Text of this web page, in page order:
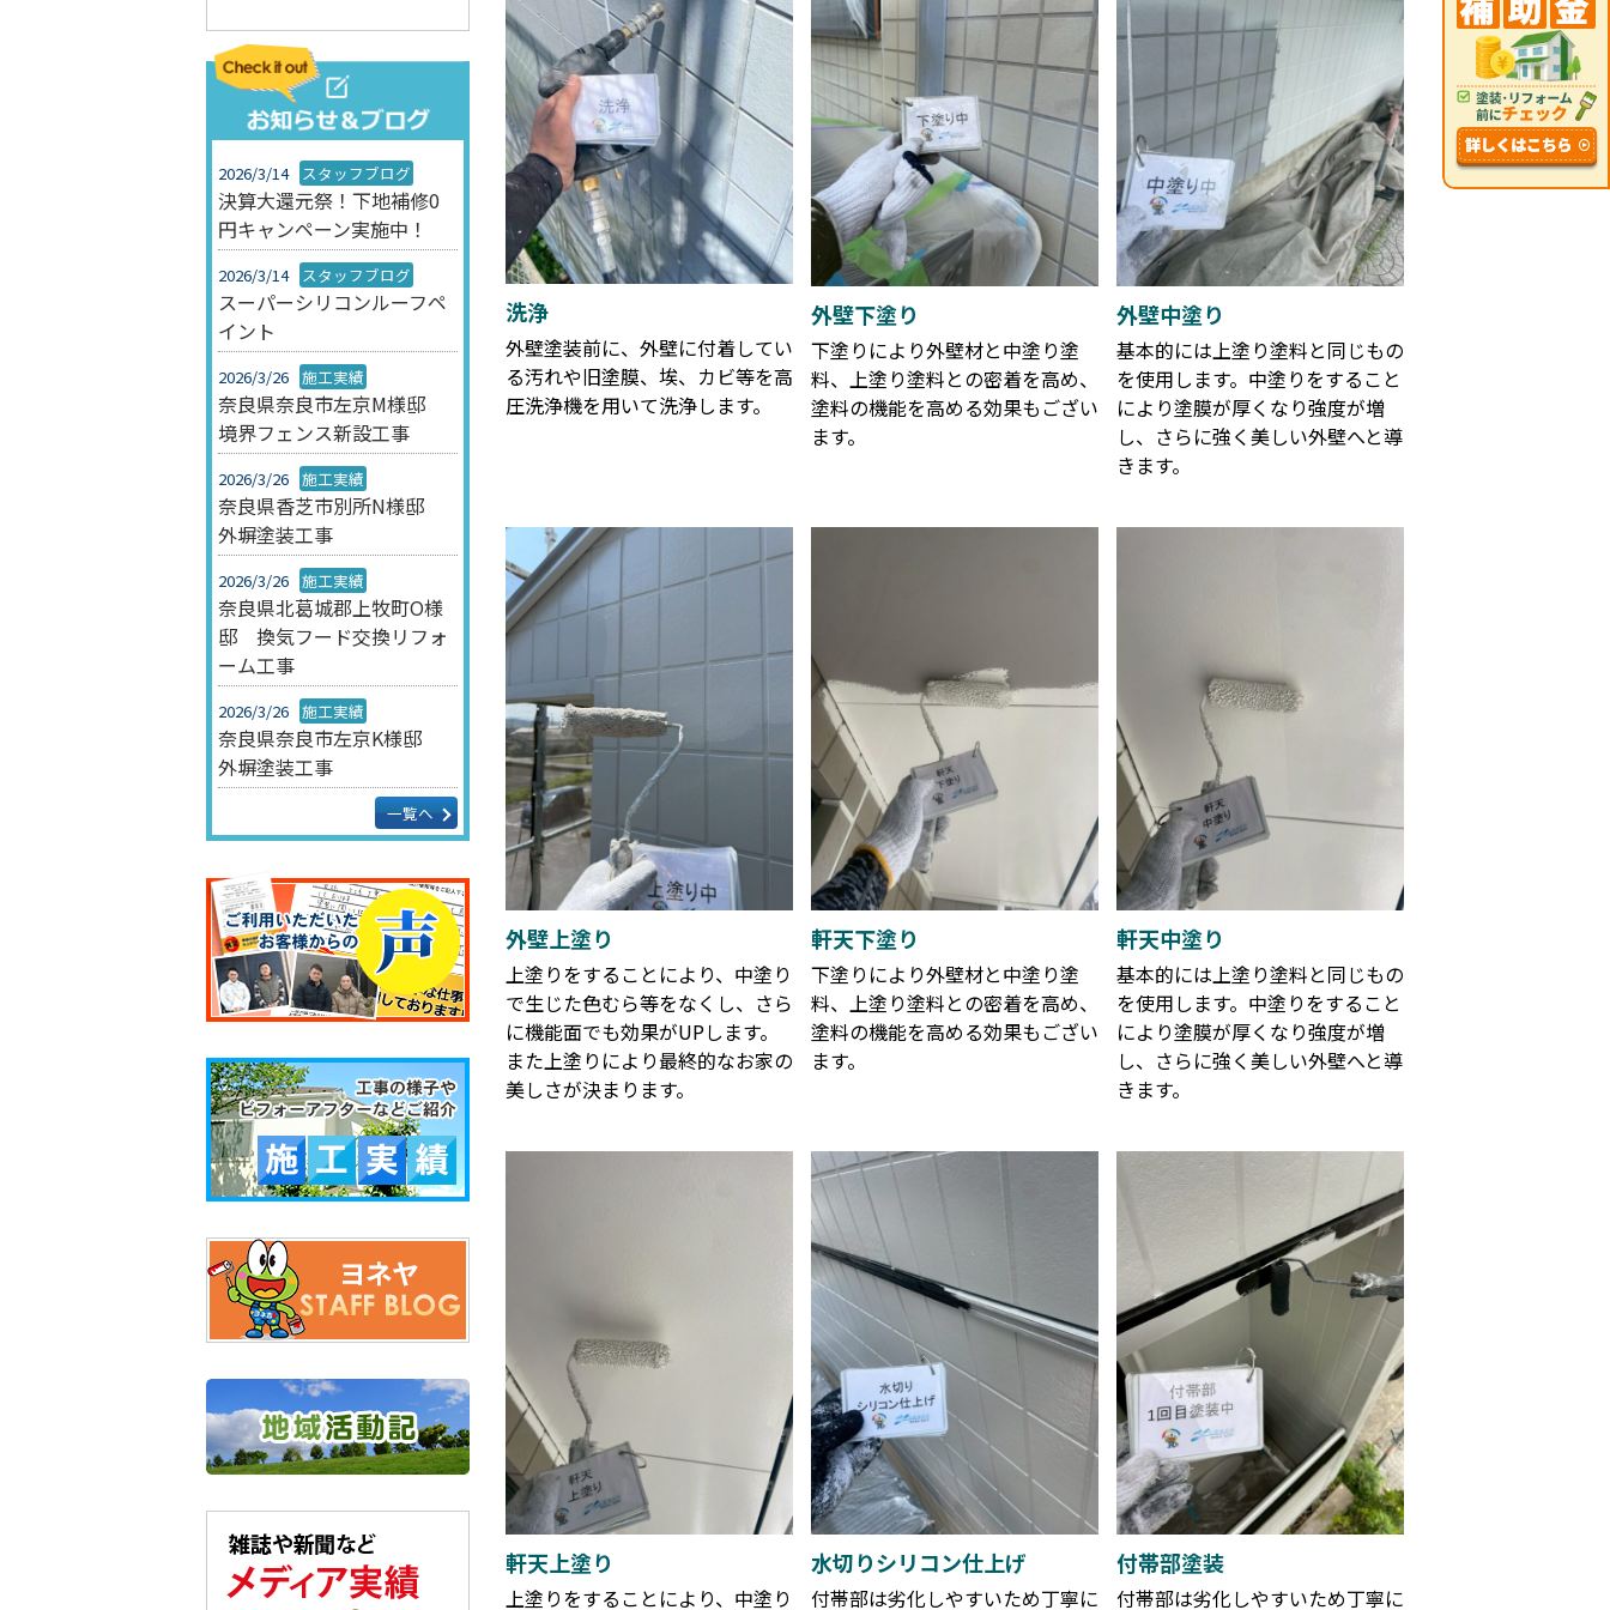
2026/3/14 スタッフブログ
決算大還元祭！下地補修0
円キャンペーン実施中！
2026/3/14 スタッフブログ
スーパーシリコンルーフペ
イント
2026/3/26 施工実績
奈良県奈良市左京M様邸
境界フェンス新設工事
2026/3/26 施工実績
奈良県香芝市別所N様邸
外塀塗装工事
2026/3/26 施工実績
奈良県北葛城郡上牧町O様
邸 換気フード交換リフォ
ーム工事
2026/3/26 施工実績
奈良県奈良市左京K様邸
外塀塗装工事
一覧へ
洗浄
外壁塗装前に、外壁に付着してい
る汚れや旧塗膜、埃、カビ等を高
圧洗浄機を用いて洗浄します。
外壁下塗り
下塗りにより外壁材と中塗り塗
料、上塗り塗料との密着を高め、
塗料の機能を高める効果もござい
ます。
外壁中塗り
基本的には上塗り塗料と同じもの
を使用します。中塗りをすること
により塗膜が厚くなり強度が増
し、さらに強く美しい外壁へと導
きます。
外壁上塗り
上塗りをすることにより、中塗り
で生じた色むら等をなくし、さら
に機能面でも効果がUPします。
また上塗りにより最終的なお家の
美しさが決まります。
軒天下塗り
下塗りにより外壁材と中塗り塗
料、上塗り塗料との密着を高め、
塗料の機能を高める効果もござい
ます。
軒天中塗り
基本的には上塗り塗料と同じもの
を使用します。中塗りをすること
により塗膜が厚くなり強度が増
し、さらに強く美しい外壁へと導
きます。
軒天上塗り
上塗りをすることにより、中塗り
水切りシリコン仕上げ
付帯部は劣化しやすいため丁寧に
付帯部塗装
付帯部は劣化しやすいため丁寧に